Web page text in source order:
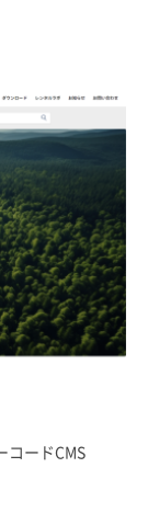
コードCMS